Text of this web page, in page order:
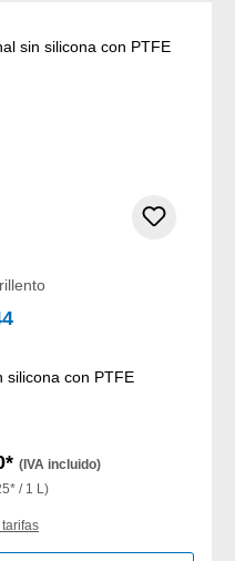
silicona con PTFE
(IVA incluido)
/ 1 L)